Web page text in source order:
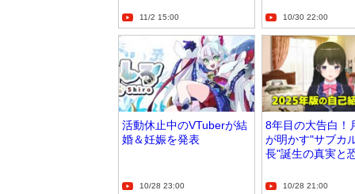
11/2 15:00 10/30 22:00
活動休止中のVTuberが結
婚＆妊娠を発表
10/28 23:00
8年目の大告白！
が明かす"サブカ
長"誕生の真実と
10/28 21:00